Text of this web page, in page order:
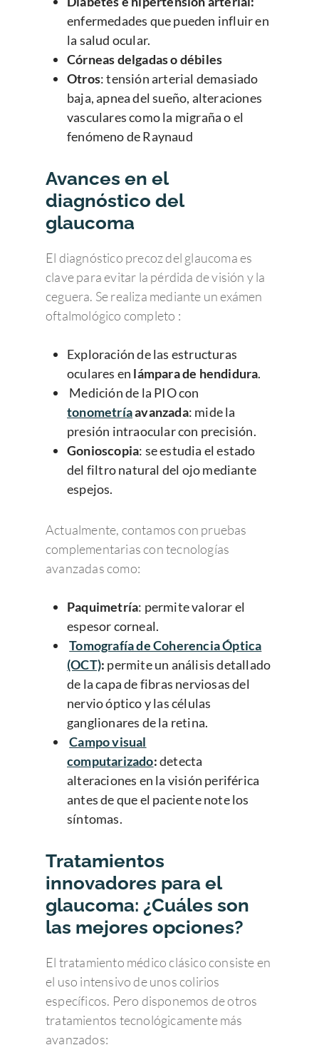
enfermedades que pueden influir en
la salud ocular.
Córneas delgadas o débiles
Otros: tensión arterial demasiado
baja, apnea del sueño, alteraciones
vasculares como la migraña o el
fenómeno de Raynaud
Avances en el
diagnóstico del
glaucoma
El diagnóstico precoz del glaucoma es
clave para evitar la pérdida de visión y la
ceguera. Se realiza mediante un exámen
oftalmológico completo :
Exploración de las estructuras
oculares en lámpara de hendidura.
Medición de la PIO con
tonometríaavanzada: mide la
presión intraocular con precisión.
Gonioscopia: se estudia el estado
del filtro natural del ojo mediante
espejos.
Actualmente, contamos con pruebas
complementarias con tecnologías
avanzadas como:
Paquimetría: permite valorar el
espesor corneal.
Tomografía de Coherencia Óptica
(OCT): permite un análisis detallado
de la capa de fibras nerviosas del
nervio óptico y las células
ganglionares de la retina.
Campo visual
computarizado:detecta
alteraciones en la visión periférica
antes de que el paciente note los
síntomas.
Tratamientos
innovadores para el
glaucoma: ¿Cuáles son
las mejores opciones?
El tratamiento médico clásico consiste en
el uso intensivo de unos colirios
específicos. Pero disponemos de otros
tratamientos tecnológicamente más
avanzados: